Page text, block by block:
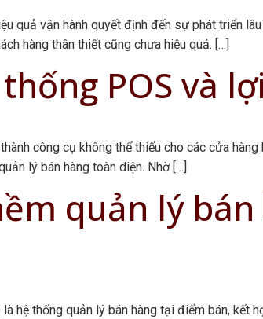
quả vận hành quyết định đến sự phát triển
hàng thân thiết cũng chưa hiệu quả. […]
POS và
công cụ không thể thiếu cho các cửa
lý bán hàng toàn diện. Nhờ […]
quản lý bán
hệ thống quản lý bán hàng tại điểm bán, kết